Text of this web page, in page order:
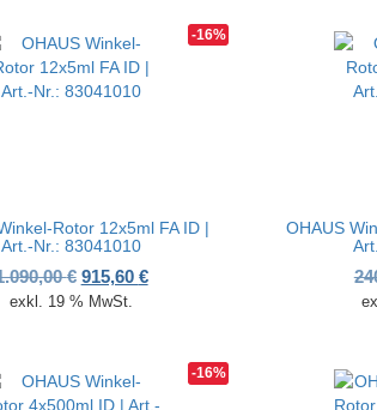
-16%
Rotor 12x5ml FA ID |
Art.-Nr.: 83041010
€ Ursprünglicher Preis war: 1.090,00
915,60 €Aktueller Preis ist: 915,60 €.
exkl. 19 % MwSt.
OHAUS
-16%